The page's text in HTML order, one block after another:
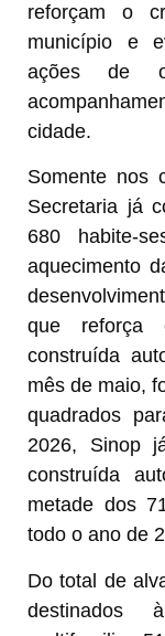
reforçam o
município e
ações de
cidade.
Somente nos
Secretaria já
680 habite-
aquecimento
que reforça
construída
mês de maio,
quadrados
2026, Sinop
construída
metade dos
todo o ano de
Do total de
destinados